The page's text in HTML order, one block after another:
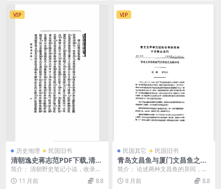
VIP
历史地理 民国旧书
清朝逸史蒋志范PDF下载,清朝
野史笔记小说
简介： 清朝野史笔记小说，收录清
代野史轶闻。 截图： 目录： 卷一 2
5 清太祖...
11 月前 8.8
VIP
民国其它 民国旧书
青岛文昌鱼与厦门文昌鱼之比
较研究张玺,顾光中PDF下载
简介： 论述两种文昌鱼的异同，认
为青岛文昌鱼是婆罗洲文昌鱼的新
变种，产于青岛 截...
8 月前 8.8